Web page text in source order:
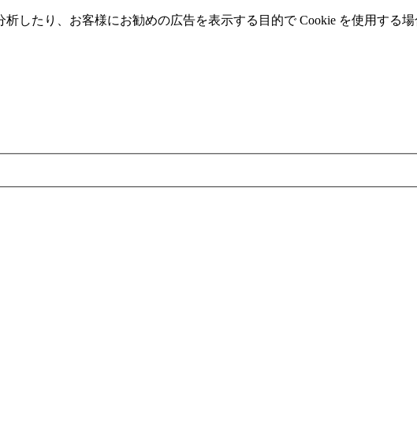
したり、お客様にお勧めの広告を表⽰する⽬的で Cookie を使⽤する場